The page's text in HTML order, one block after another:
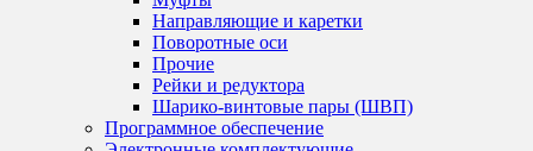
Направляющие и каретки
Поворотные оси
Прочие
Рейки и редуктора
Шарико-винтовые пары (ШВП)
Программное обеспечение